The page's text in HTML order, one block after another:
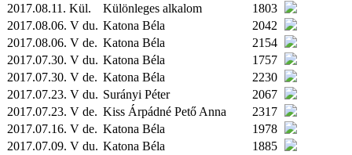
2017.08.11. Kül. Különleges alkalom
1803
2017.08.06. V du. Katona Béla
2042
2017.08.06. V de. Katona Béla
2154
2017.07.30. V du. Katona Béla
1757
2017.07.30. V de. Katona Béla
2230
2017.07.23. V du. Surányi Péter
2067
2017.07.23. V de. Kiss Árpádné Pető Anna
2317
2017.07.16. V de. Katona Béla
1978
2017.07.09. V du. Katona Béla
1885